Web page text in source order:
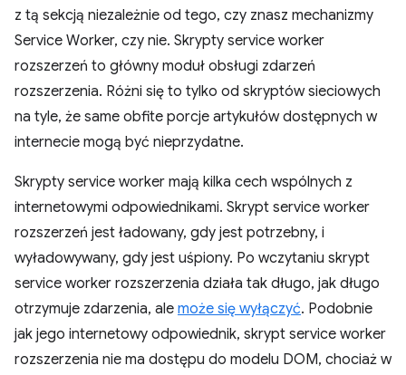
z tą sekcją niezależnie od tego, czy znasz mechanizmy
Service Worker, czy nie. Skrypty service worker
rozszerzeń to główny moduł obsługi zdarzeń
rozszerzenia. Różni się to tylko od skryptów sieciowych
na tyle, że same obfite porcje artykułów dostępnych w
internecie mogą być nieprzydatne.
Skrypty service worker mają kilka cech wspólnych z
internetowymi odpowiednikami. Skrypt service worker
rozszerzeń jest ładowany, gdy jest potrzebny, i
wyładowywany, gdy jest uśpiony. Po wczytaniu skrypt
service worker rozszerzenia działa tak długo, jak długo
otrzymuje zdarzenia, ale może się wyłączyć. Podobnie
jak jego internetowy odpowiednik, skrypt service worker
rozszerzenia nie ma dostępu do modelu DOM, chociaż w